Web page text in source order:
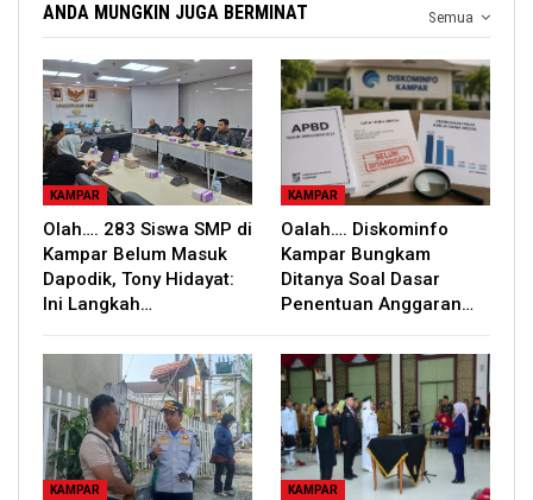
Semua
ANDA MUNGKIN JUGA BERMINAT
KAMPAR
Olah…. 283 Siswa SMP di
Kampar Belum Masuk
Dapodik, Tony Hidayat:
Ini Langkah…
KAMPAR
Oalah…. Diskominfo
Kampar Bungkam
Ditanya Soal Dasar
Penentuan Anggaran…
KAMPAR KAMPAR